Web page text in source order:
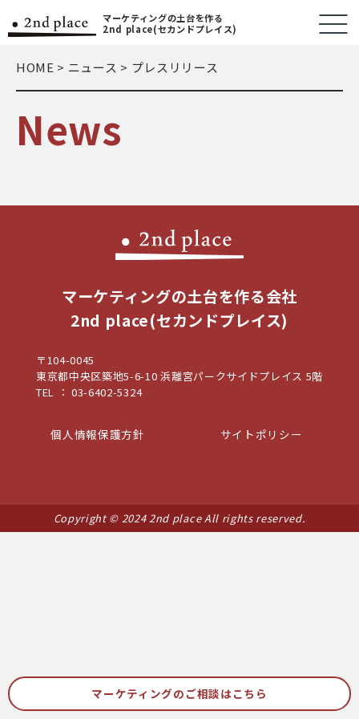
マーケティングの土台を作る
2nd place(セカンドプレイス)
HOME > ニュース > プレスリリース
News
マーケティングの ご相談はこちら
マーケティングの土台を作る会社
2nd place(セカンドプレイス)
〒104-0045
東京都中央区築地5-6-10 浜離宮パークサイドプレイス 5階
TEL ： 03-6402-5324
個人情報保護方針 サイトポリシー
Copyright © 2024 2nd place All rights reserved.